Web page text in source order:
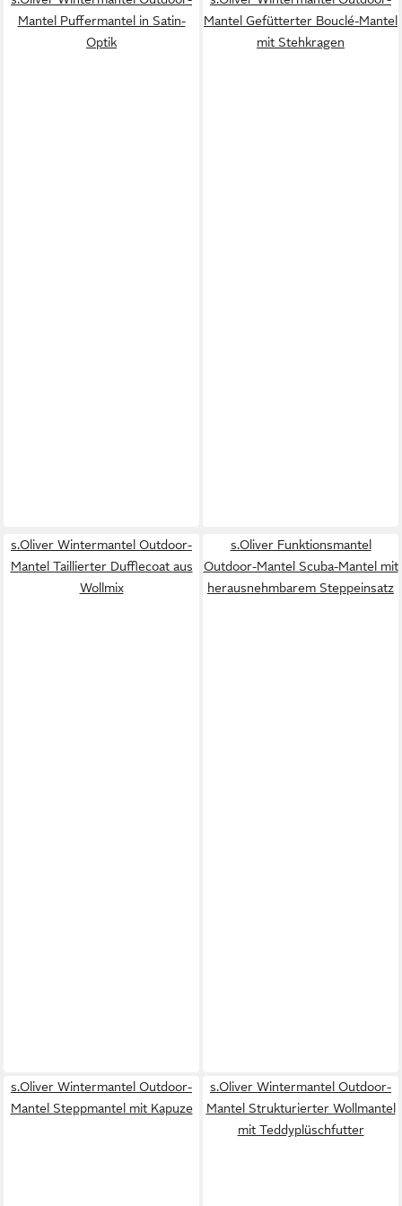
Mantel Puffermantel in Satin-
Optik
Mantel Gefütterter Bouclé-Mantel
mit Stehkragen
s.Oliver Wintermantel Outdoor-
Mantel Taillierter Dufflecoat aus
Wollmix
s.Oliver Funktionsmantel
Outdoor-Mantel Scuba-Mantel mit
herausnehmbarem Steppeinsatz
s.Oliver Wintermantel Outdoor-
Mantel Steppmantel mit Kapuze
s.Oliver Wintermantel Outdoor-
Mantel Strukturierter Wollmantel
mit Teddyplüschfutter